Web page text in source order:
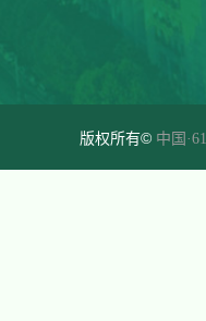
版权所有© 中国